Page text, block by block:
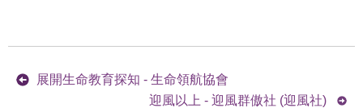
展開生命教育探知 - 生命領航協會
迎風以上 - 迎風群傲社 (迎風社)